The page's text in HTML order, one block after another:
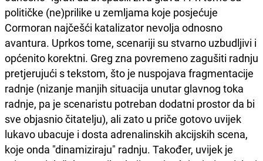
političke (ne)prilike u zemljama koje posjećuje
Cormoran najčešći katalizator nevolja odnosno
avantura. Uprkos tome, scenariji su stvarno uzbudljivi i
općenito korektni. Greg zna povremeno zagušiti radnju
pretjerujući s tekstom, što je nuspojava fragmentacije
radnje (nizanje manjih situacija unutar glavnog toka
radnje, pa je scenaristu potreban dodatni prostor da bi
sve objasnio čitatelju), ali zato u priče gotovo uvijek
lukavo ubacuje i dosta adrenalinskih akcijskih scena,
koje onda "dinamiziraju" radnju. Također, uvijek je